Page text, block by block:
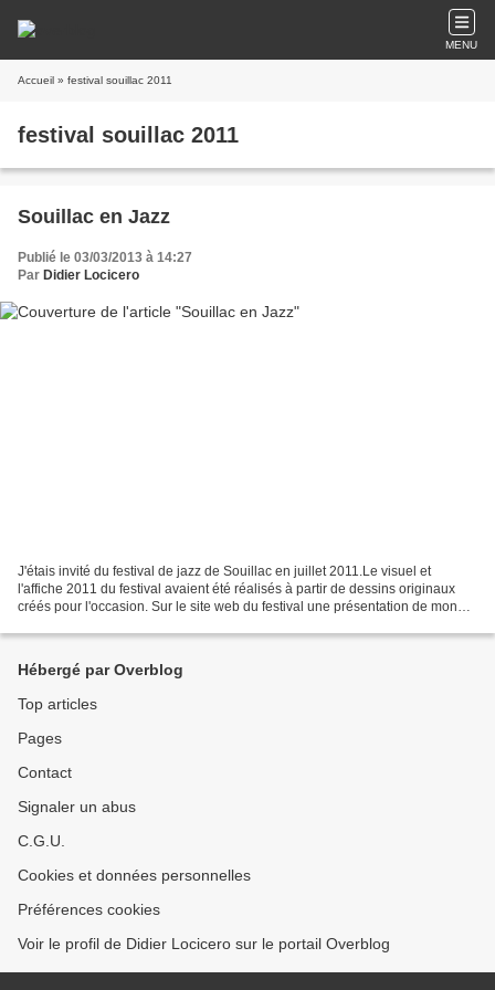
MENU
Accueil » festival souillac 2011
festival souillac 2011
Souillac en Jazz
Publié le 03/03/2013 à 14:27
Par Didier Locicero
J'étais invité du festival de jazz de Souillac en juillet 2011.Le visuel et
l'affiche 2011 du festival avaient été réalisés à partir de dessins originaux
créés pour l'occasion. Sur le site web du festival une présentation de mon
Hébergé par Overblog
Top articles
Pages
Contact
Signaler un abus
C.G.U.
Cookies et données personnelles
Préférences cookies
Voir le profil de Didier Locicero sur le portail Overblog